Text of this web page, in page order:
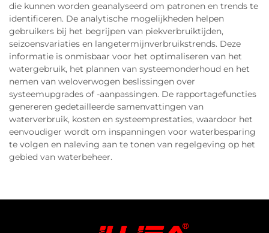
die kunnen worden geanalyseerd om patronen en trends te
identificeren. De analytische mogelijkheden helpen
gebruikers bij het begrijpen van piekverbruiktijden,
seizoensvariaties en langetermijnverbruikstrends. Deze
informatie is onmisbaar voor het optimaliseren van het
watergebruik, het plannen van systeemonderhoud en het
nemen van weloverwogen beslissingen over
systeemupgrades of -aanpassingen. De rapportagefuncties
genereren gedetailleerde samenvattingen van
waterverbruik, kosten en systeemprestaties, waardoor het
eenvoudiger wordt om inspanningen voor waterbesparing
te volgen en naleving aan te tonen van regelgeving op het
gebied van waterbeheer.